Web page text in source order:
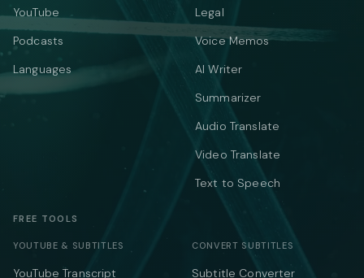
YouTube
Podcasts
Languages
Legal
Voice Memos
AI Writer
Summarizer
Audio Translate
Video Translate
Text to Speech
FREE TOOLS
YOUTUBE & SUBTITLES
YouTube Transcript
CONVERT SUBTITLES
Subtitle Converter